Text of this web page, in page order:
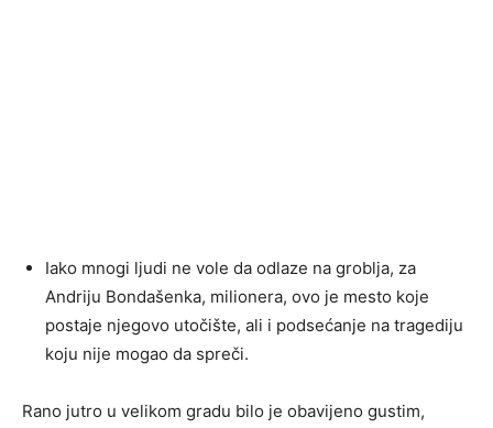
Iako mnogi ljudi ne vole da odlaze na groblja, za
Andriju Bondašenka, milionera, ovo je mesto koje
postaje njegovo utočište, ali i podsećanje na tragediju
koju nije mogao da spreči.
Rano jutro u velikom gradu bilo je obavijeno gustim,